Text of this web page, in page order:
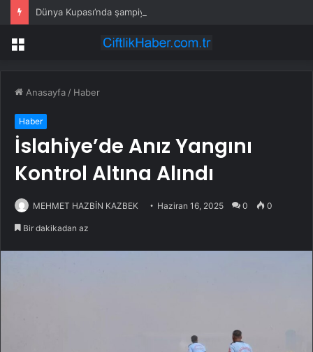
Dünya Kupası’nda şampiyon İspanya
Menü
Anasayfa / Haber
Haber
İslahiye’de Anız Yangını
Kontrol Altına Alındı
MEHMET HAZBİN KAZBEK Haziran 16, 2025 0 0
Bir dakikadan az